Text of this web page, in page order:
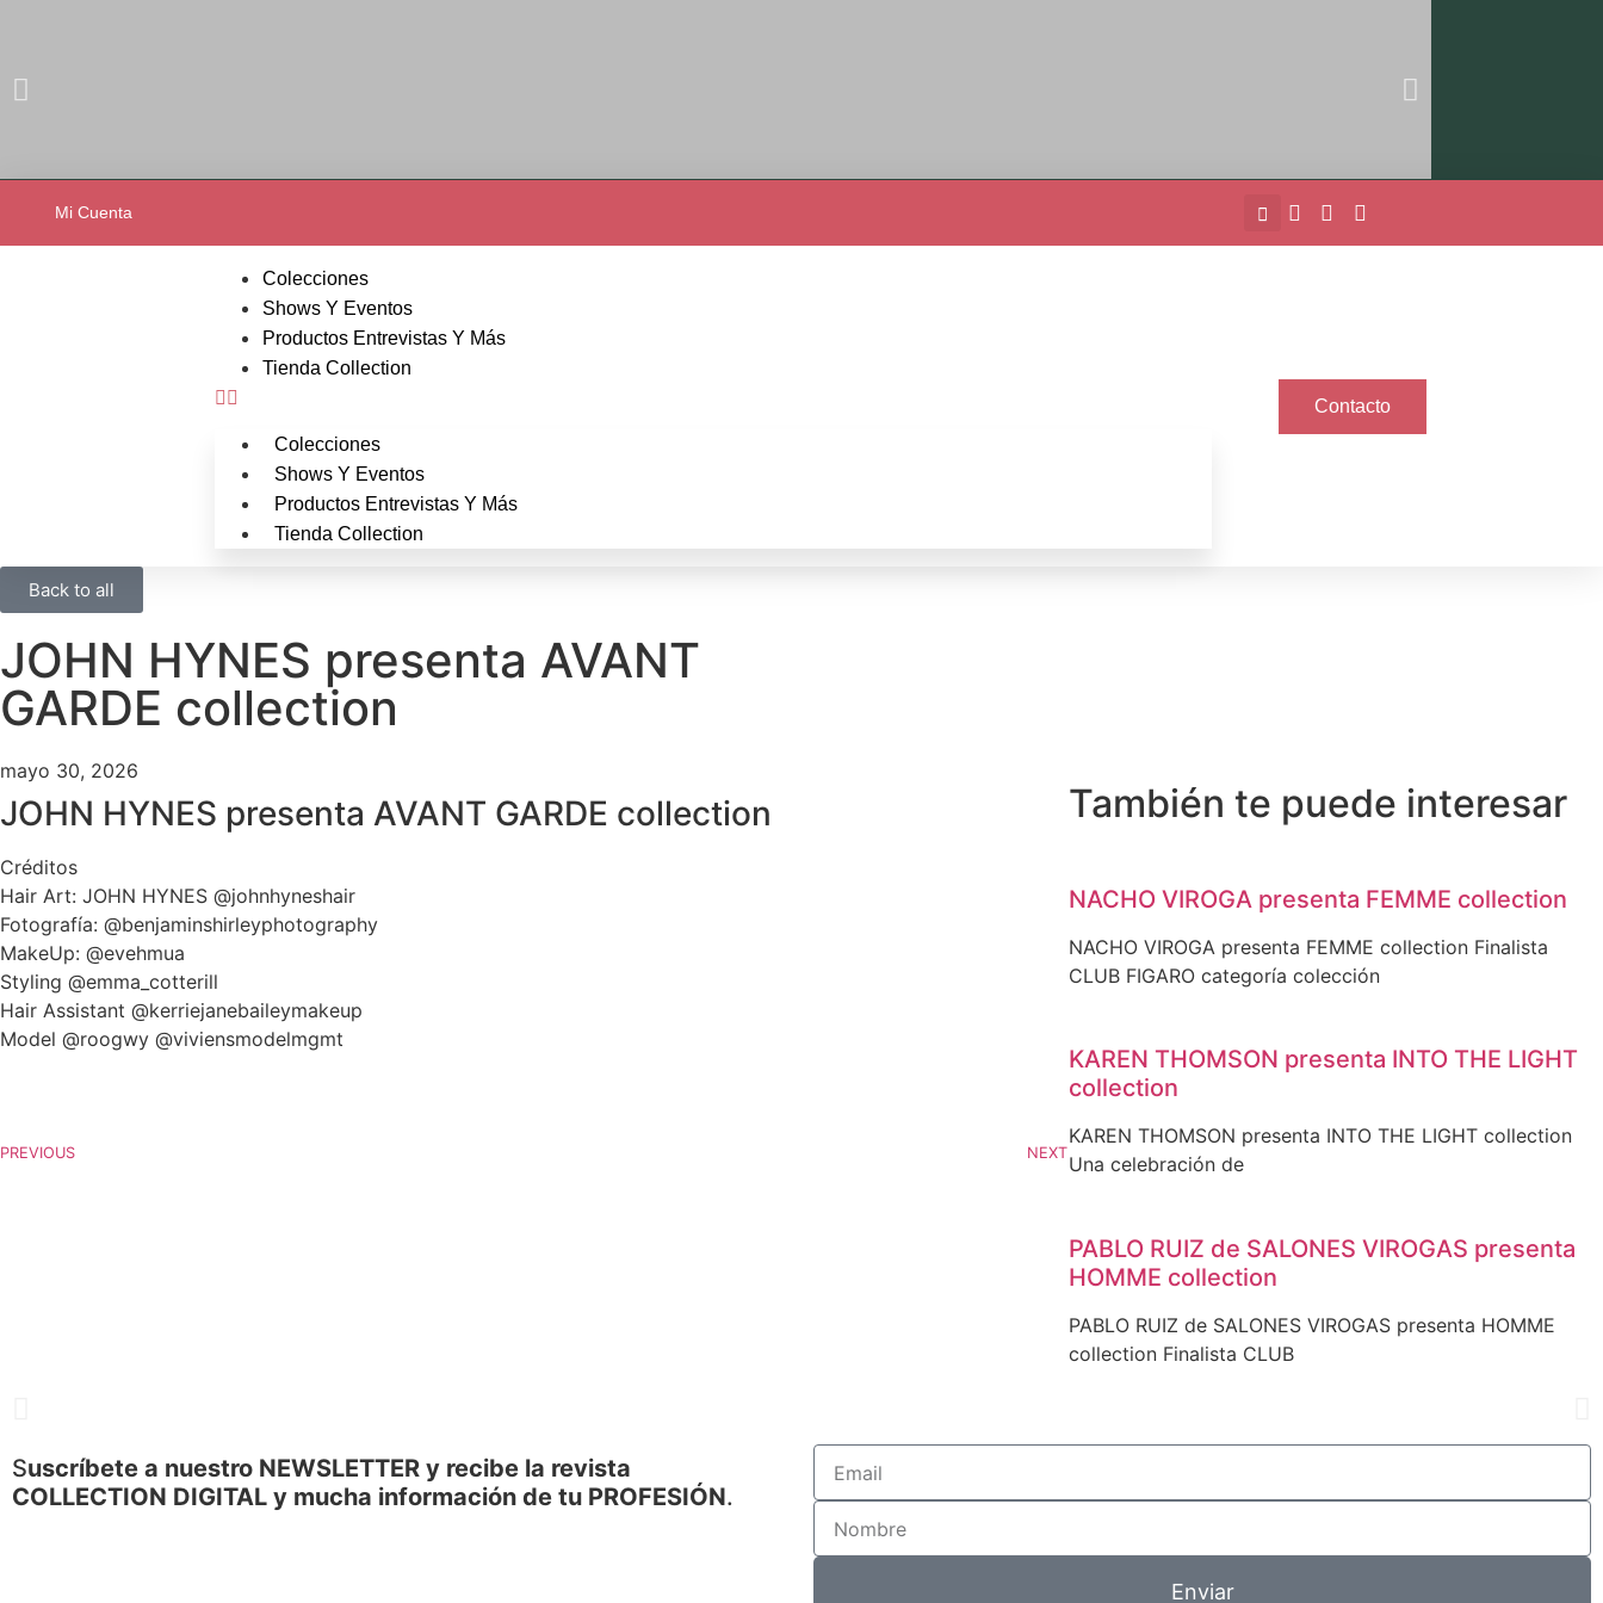
Mi Cuenta
Colecciones
Shows Y Eventos
Productos Entrevistas Y Más
Tienda Collection
Colecciones
Shows Y Eventos
Productos Entrevistas Y Más
Tienda Collection
Contacto
Back to all
JOHN HYNES presenta AVANT
GARDE collection
mayo 30, 2026
JOHN HYNES presenta AVANT GARDE collection
Créditos
Hair Art: JOHN HYNES @johnhyneshair
Fotografía: @benjaminshirleyphotography
MakeUp: @evehmua
Styling @emma_cotterill
Hair Assistant @kerriejanebaileymakeup
Model @roogwy @viviensmodelmgmt
PREVIOUS NEXT
También te puede interesar
NACHO VIROGA presenta FEMME collection
NACHO VIROGA presenta FEMME collection Finalista
CLUB FIGARO categoría colección
KAREN THOMSON presenta INTO THE LIGHT
collection
KAREN THOMSON presenta INTO THE LIGHT collection
Una celebración de
PABLO RUIZ de SALONES VIROGAS presenta
HOMME collection
PABLO RUIZ de SALONES VIROGAS presenta HOMME
collection Finalista CLUB
Suscríbete a nuestro NEWSLETTER y recibe la revista
COLLECTION DIGITAL y mucha información de tu PROFESIÓN.
Enviar